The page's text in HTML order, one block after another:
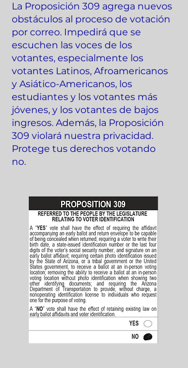
La Proposición 309 agrega nuevos
obstáculos al proceso de votación
por correo. Impedirá que se
escuchen las voces de los
votantes, especialmente los
votantes Latinos, Afroamericanos
y Asiático-Americanos, los
estudiantes y los votantes más
jóvenes, y los votantes de bajos
ingresos. Además, la Proposición
309 violará nuestra privacidad.
Protege tus derechos votando
no.